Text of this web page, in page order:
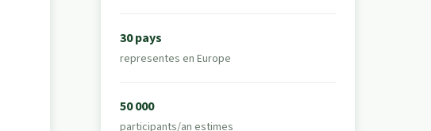
30 pays
representes en Europe
50 000
participants/an estimes